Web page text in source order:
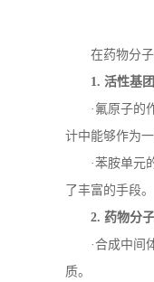
在药物分子
1.活性基
·氟原子的
计中能够作为
·苯胺单元
了丰富的手段。
2. 药物分
·合成中间
质。